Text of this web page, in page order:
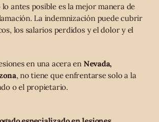
antes posible es la mejor manera de
La indemnización puede cubrir
los salarios perdidos y el dolor y el
en una acera en Nevada,
, no tiene que enfrentarse solo a la
o el propietario.